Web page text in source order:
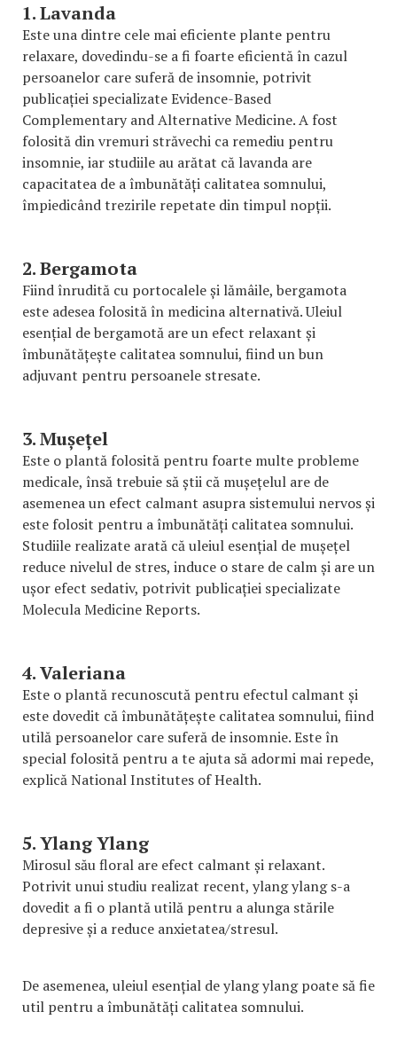
1. Lavanda
Este una dintre cele mai eficiente plante pentru
relaxare, dovedindu-se a fi foarte eficientă în cazul
persoanelor care suferă de insomnie, potrivit
publicației specializate Evidence-Based
Complementary and Alternative Medicine. A fost
folosită din vremuri străvechi ca remediu pentru
insomnie, iar studiile au arătat că lavanda are
capacitatea de a îmbunătăți calitatea somnului,
împiedicând trezirile repetate din timpul nopții.
2. Bergamota
Fiind înrudită cu portocalele și lămâile, bergamota
este adesea folosită în medicina alternativă. Uleiul
esențial de bergamotă are un efect relaxant și
îmbunătățește calitatea somnului, fiind un bun
adjuvant pentru persoanele stresate.
3. Mușețel
Este o plantă folosită pentru foarte multe probleme
medicale, însă trebuie să știi că mușețelul are de
asemenea un efect calmant asupra sistemului nervos și
este folosit pentru a îmbunătăți calitatea somnului.
Studiile realizate arată că uleiul esențial de mușețel
reduce nivelul de stres, induce o stare de calm și are un
ușor efect sedativ, potrivit publicației specializate
Molecula Medicine Reports.
4. Valeriana
Este o plantă recunoscută pentru efectul calmant și
este dovedit că îmbunătățește calitatea somnului, fiind
utilă persoanelor care suferă de insomnie. Este în
special folosită pentru a te ajuta să adormi mai repede,
explică National Institutes of Health.
5. Ylang Ylang
Mirosul său floral are efect calmant și relaxant.
Potrivit unui studiu realizat recent, ylang ylang s-a
dovedit a fi o plantă utilă pentru a alunga stările
depresive și a reduce anxietatea/stresul.
De asemenea, uleiul esențial de ylang ylang poate să fie
util pentru a îmbunătăți calitatea somnului.